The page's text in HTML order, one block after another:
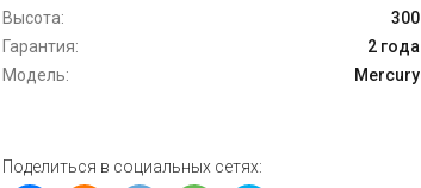
Высота:
300
Гарантия:
2 года
Модель:
Mercury
Поделиться в социальных сетях: